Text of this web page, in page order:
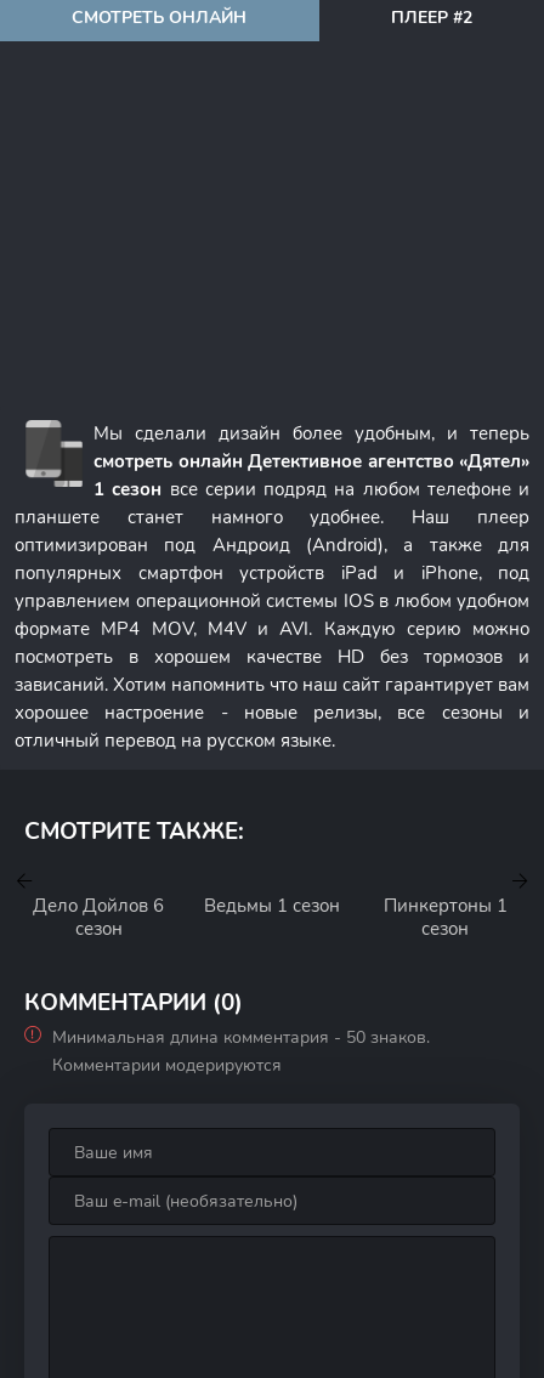
СМОТРЕТЬ ОНЛАЙН ПЛЕЕР #2
Мы сделали дизайн более удобным, и теперь
смотреть онлайн Детективное агентство «Дятел»
1 сезон все серии подряд на любом телефоне и
планшете станет намного удобнее. Наш плеер
оптимизирован под Андроид (Android), а также для
популярных смартфон устройств iPad и iPhone, под
управлением операционной системы IOS в любом удобном
формате MP4 MOV, M4V и AVI. Каждую серию можно
посмотреть в хорошем качестве HD без тормозов и
зависаний. Хотим напомнить что наш сайт гарантирует вам
хорошее настроение - новые релизы, все сезоны и
отличный перевод на русском языке.
СМОТРИТЕ ТАКЖЕ:
Дело Дойлов 6
сезон
Ведьмы 1 сезон
Пинкертоны 1
сезон
КОММЕНТАРИИ (0)
Минимальная длина комментария - 50 знаков.
Комментарии модерируются